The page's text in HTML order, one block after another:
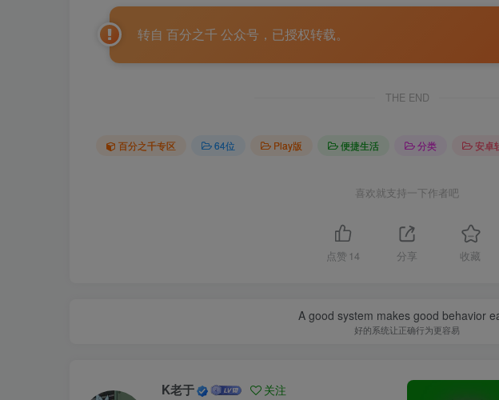
转自 百分之千 公众号，已授权转载。
THE END
百分之千专区 64位 Play版 便捷生活 分类 安卓
喜欢就支持一下作者吧
点赞 14 分享 收藏
A good system makes good behavior
好的系统让正确行为更容易
K老于 关注